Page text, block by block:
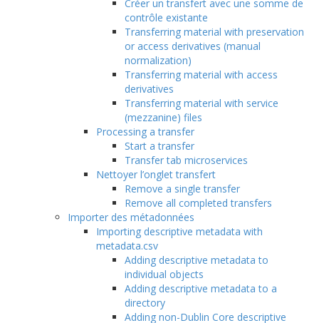
Créer un transfert avec une somme de
contrôle existante
Transferring material with preservation
or access derivatives (manual
normalization)
Transferring material with access
derivatives
Transferring material with service
(mezzanine) files
Processing a transfer
Start a transfer
Transfer tab microservices
Nettoyer l’onglet transfert
Remove a single transfer
Remove all completed transfers
Importer des métadonnées
Importing descriptive metadata with
metadata.csv
Adding descriptive metadata to
individual objects
Adding descriptive metadata to a
directory
Adding non-Dublin Core descriptive